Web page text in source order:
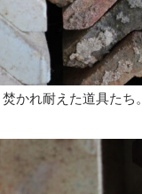
かれ耐えた道具たち。